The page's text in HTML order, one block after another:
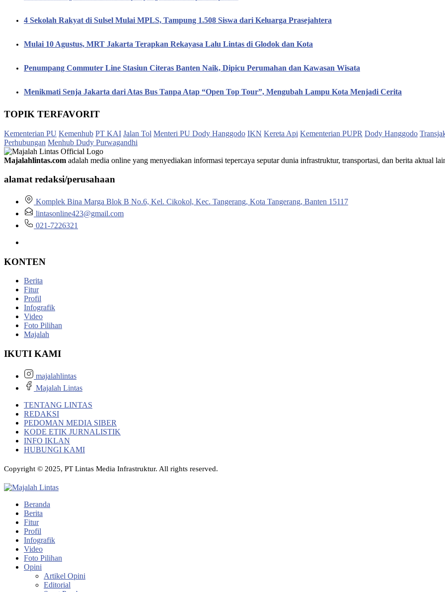
4 Sekolah Rakyat di Sulsel Mulai MPLS, Tampung 1.508 Siswa dari Keluarga Prasejahtera
Mulai 10 Agustus, MRT Jakarta Terapkan Rekayasa Lalu Lintas di Glodok dan Kota
Penumpang Commuter Line Stasiun Citeras Banten Naik, Dipicu Perumahan dan Kawasan Wisata
Menikmati Senja Jakarta dari Atas Bus Tanpa Atap “Open Top Tour”, Mengubah Lampu Kota Menjadi Cerita
TOPIK TERFAVORIT
Kementerian PU Kemenhub PT KAI Jalan Tol Menteri PU Dody Hanggodo IKN Kereta Api Kementerian PUPR Dody Hanggodo
Perhubungan Menhub Dudy Purwagandhi
Majalahlintas.com adalah media online yang menyediakan informasi tepercaya seputar dunia infrastruktur, transportasi, dan berita aktual
alamat redaksi/perusahaan
Komplek Bina Marga Blok B No.6, Kel. Cikokol, Kec. Tangerang, Kota Tangerang, Banten 15117
lintasonline423@gmail.com
021-7226321
KONTEN
Berita
Fitur
Profil
Infografik
Video
Foto Pilihan
Majalah
IKUTI KAMI
majalahlintas
Majalah Lintas
TENTANG LINTAS
REDAKSI
PEDOMAN MEDIA SIBER
KODE ETIK JURNALISTIK
INFO IKLAN
HUBUNGI KAMI
Copyright © 2025, PT Lintas Media Infrastruktur. All rights reserved.
Beranda
Berita
Fitur
Profil
Infografik
Video
Foto Pilihan
Opini
Artikel Opini
Editorial